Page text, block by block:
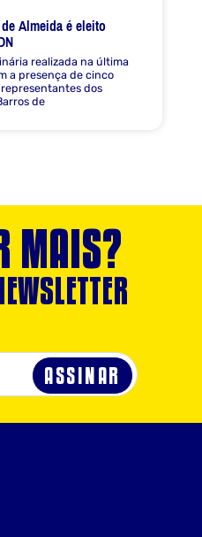
Almeida é eleito
realizada na última
a presença de cinco
dos
de
MAIS?